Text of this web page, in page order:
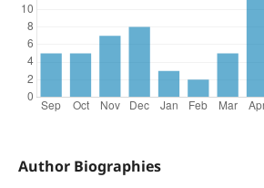
Author Biographies